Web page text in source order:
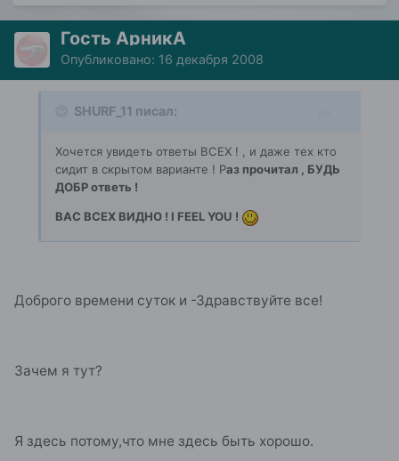
Гость АрникА
Опубликовано: 16 декабря 2008
SHURF_11 писал:
Хочется увидеть ответы ВСЕХ ! , и даже тех кто
сидит в скрытом варианте ! Раз прочитал , БУДЬ
ДОБР ответь !
ВАС ВСЕХ ВИДНО ! I FEEL YOU !
Доброго времени суток и -Здравствуйте все!
Зачем я тут?
Я здесь потому,что мне здесь быть хорошо.